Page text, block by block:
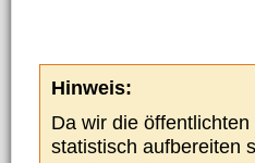
Hinweis:
Da wir die
statistisch aufbereiten